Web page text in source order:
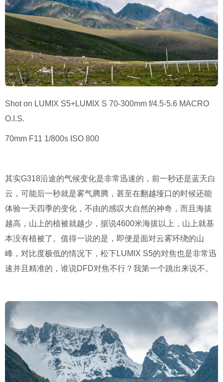
Shot on LUMIX S5+LUMIX S 70-300mm f/4.5-5.6 MACRO
O.I.S.
70mm F11 1/800s ISO 800
其实G318沿途的气候变化是非常迅速的，前一秒还是蓝天白
云，可能后一秒就是雾气腾腾，甚至在翻越垭口的时候还能
体验一天四季的变化，不由的感叹大自然的神奇，而且海拔
越高，山上的植被就越少，据说4600米海拔以上，山上就基
本没有植被了。值得一说的是，即便是面对云雾环绕的山
峰，对比度极低的情况下，松下LUMIX S5的对焦也是非常迅
速并且精准的，谁说DFD对焦不行？我第一个跳出来说不。